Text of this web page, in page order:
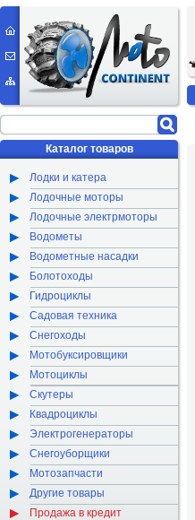
Каталог товаров
Лодки и катера
Лодочные моторы
Лодочные электрмоторы
Водометы
Водометные насадки
Болотоходы
Гидроциклы
Садовая техника
Снегоходы
Мотобуксировщики
Мотоциклы
Скутеры
Квадроциклы
Электрогенераторы
Снегоуборщики
Мотозапчасти
Другие товары
Продажа в кредит